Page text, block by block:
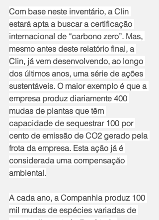
Com base neste inventário, a Clin
estará apta a buscar a certificação
internacional de “carbono zero”. Mas,
mesmo antes deste relatório final, a
Clin, já vem desenvolvendo, ao longo
dos últimos anos, uma série de ações
sustentáveis. O maior exemplo é que a
empresa produz diariamente 400
mudas de plantas que têm
capacidade de sequestrar 100 por
cento de emissão de CO2 gerado pela
frota da empresa. Esta ação já é
considerada uma compensação
ambiental.
A cada ano, a Companhia produz 100
mil mudas de espécies variadas de